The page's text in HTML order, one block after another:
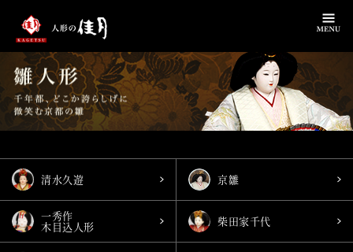
清水久遊 京雛
一秀作
木目込人形 柴田家千代